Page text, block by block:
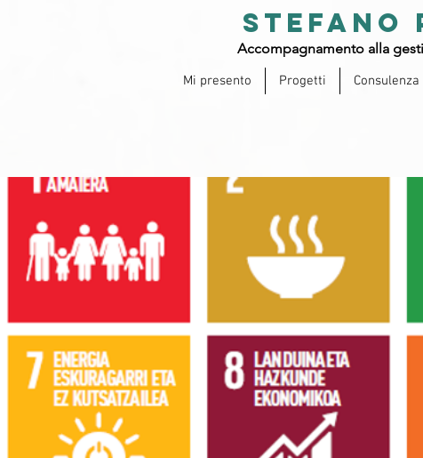
STEFANO
Accompagnamento alla
Mi presento Progetti Consulenza